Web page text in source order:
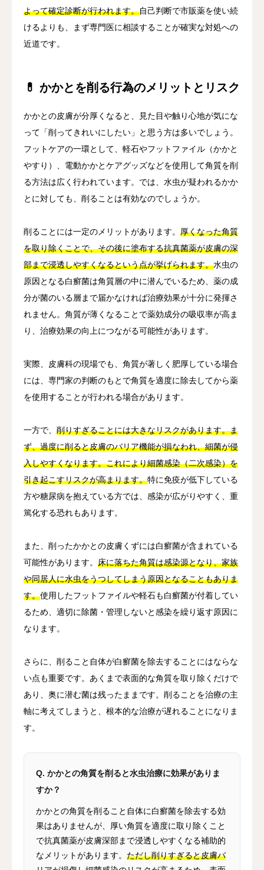
よって確定診断が行われます。自己判断で市販薬を使い続
けるよりも、まず専門医に相談することが確実な対処への
近道です。
💊 かかとを削る行為のメリットとリスク
かかとの皮膚が分厚くなると、見た目や触り心地が気にな
って「削ってきれいにしたい」と思う方は多いでしょう。
フットケアの一環として、軽石やフットファイル（かかと
やすり）、電動かかとケアグッズなどを使用して角質を削
る方法は広く行われています。では、水虫が疑われるかか
とに対しても、削ることは有効なのでしょうか。
削ることには一定のメリットがあります。 厚くなった角質
を取り除くことで、その後に塗布する抗真菌薬が皮膚の深
部まで浸透しやすくなるという点が挙げられます。水虫の
原因となる白癬菌は角質層の中に潜んでいるため、薬の成
分が菌のいる層まで届かなければ治療効果が十分に発揮さ
れません。角質が薄くなることで薬効成分の吸収率が高ま
り、治療効果の向上につながる可能性があります。
実際、皮膚科の現場でも、角質が著しく肥厚している場合
には、専門家の判断のもとで角質を適度に除去してから薬
を使用することが行われる場合があります。
一方で、 削りすぎることには大きなリスクがあります。ま
ず、過度に削ると皮膚のバリア機能が損なわれ、細菌が侵
入しやすくなります。これにより細菌感染（二次感染）を
引き起こすリスクが高まります。特に免疫が低下している
方や糖尿病を抱えている方では、感染が広がりやすく、重
篤化する恐れもあります。
また、削ったかかとの皮膚くずには白癬菌が含まれている
可能性があります。 床に落ちた角質は感染源となり、家族
や同居人に水虫をうつしてしまう原因となることもありま
す。使用したフットファイルや軽石も白癬菌が付着してい
るため、適切に除菌・管理しないと感染を繰り返す原因に
なります。
さらに、削ること自体が白癬菌を除去することにはならな
い点も重要です。あくまで表面的な角質を取り除くだけで
あり、奥に潜む菌は残ったままです。削ることを治療の主
軸に考えてしまうと、根本的な治療が遅れることになりま
す。
Q. かかとの角質を削ると水虫治療に効果がありま
すか？
かかとの角質を削ること自体に白癬菌を除去する効
果はありませんが、厚い角質を適度に取り除くこと
で抗真菌薬が皮膚深部まで浸透しやすくなる補助的
なメリットがあります。 ただし削りすぎると皮膚バ